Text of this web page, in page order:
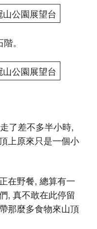
。
了差不多半小時,
上原來只是一個小
在野餐, 總算有一
, 真不敢在此停留
那麼多食物來山頂